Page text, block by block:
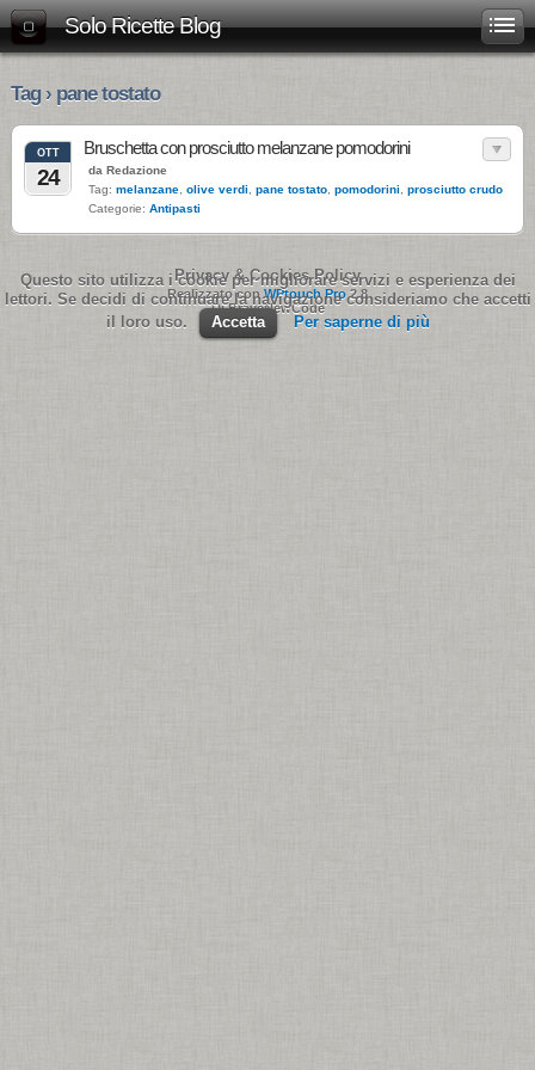
Solo Ricette Blog
Tag › pane tostato
OTT
24
Bruschetta con prosciutto melanzane pomodorini
da Redazione
Tag: melanzane olive verdi pane tostato pomodorini
prosciutto crudo
Categorie: Antipasti
Questo sito utilizza i cookie per migliorare servizi e esperienza dei
lettori. Se decidi di continuare la navigazione consideriamo che accetti
il loro uso.
Accetta Per saperne di più
Privacy & Cookies Policy
Realizzato conWPtouch Pro2.8
Di BraveNewCode